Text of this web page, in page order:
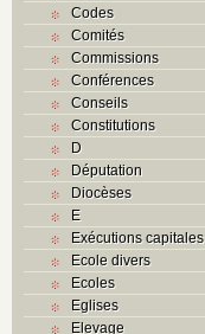
Codes
Comités
Commissions
Conférences
Conseils
Constitutions
D
Députation
Diocèses
E
Exécutions capitales
Ecole divers
Ecoles
Eglises
Elevage